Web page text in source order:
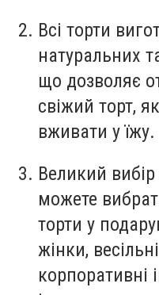
Всі торти
натуральних
що дозволяє
свіжий торт,
вживати у їжу.
Великий вибір
можете
торти у
жінки,
корпоративні